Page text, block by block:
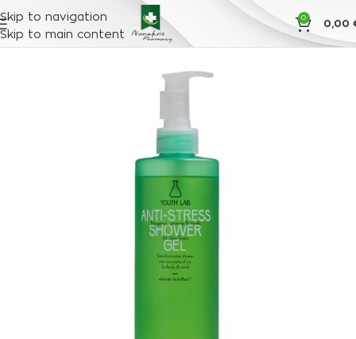
Skip to navigation
Skip to main content
0
0,00